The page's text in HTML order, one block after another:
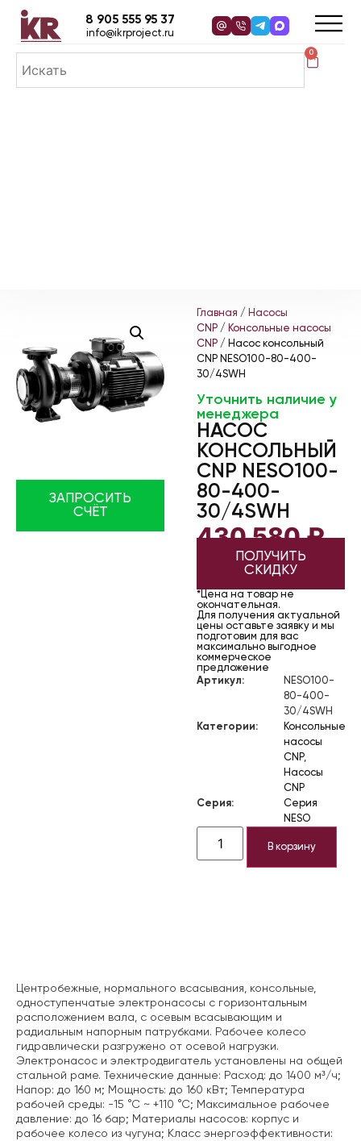
0
8 905 555 95 37
info@ikrproject.ru
ЗАПРОСИТЬ
СЧЁТ
Главная / Насосы
CNP / Консольные насосы
CNP / Насос консольный
CNP NESO100-80-400-
30/4SWH
Уточнить наличие у
менеджера
НАСОС
КОНСОЛЬНЫЙ
CNP NESO100-
80-400-
30/4SWH
430 580₽
ПОЛУЧИТЬ
СКИДКУ
*Цена на товар не
окончательная.
Для получения актуальной
цены оставьте заявку и мы
подготовим для вас
максимально выгодное
коммерческое
предложение
Артикул:
NESO100-
80-400-
30/4SWH
Категории:
Консольные
насосы
CNP,
Насосы
CNP
Серия:
Серия
NESO
В корзину
Центробежные, нормального всасывания, консольные,
одноступенчатые электронасосы с горизонтальным
расположением вала, с осевым всасывающим и
радиальным напорным патрубками. Рабочее колесо
гидравлически разгружено от осевой нагрузки.
Электронасос и электродвигатель установлены на общей
стальной раме. Технические данные: Расход: до 1400 м³/ч;
Напор: до 160 м; Мощность: до 160 кВт; Температура
рабочей среды: -15 °С ~ +110 °С; Максимальное рабочее
давление: до 16 бар; Материалы насосов: корпус и
рабочее колесо из чугуна; Класс энергоэффективности: